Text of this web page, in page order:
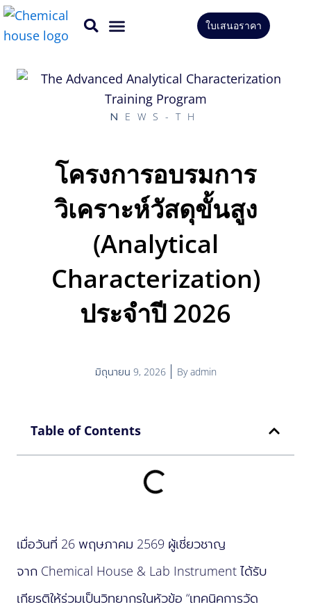
Skip
to
ใบเสนอราคา
NEWS-TH
โครงการอบรมการ
วิเคราะห์วัสดุขั้นสูง
(Analytical
Characterization)
ประจำปี 2026
มิถุนายน 9, 2026 Byadmin
Table of Contents
เมื่อวันที่ 26 พฤษภาคม 2569 ผู้เชี่ยวชาญ
จาก Chemical House & Lab Instrument ได้รับ
เกียรติให้ร่วมเป็นวิทยากรในหัวข้อ “เทคนิคการวัด